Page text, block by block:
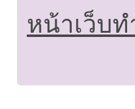
หน้าเว็บ